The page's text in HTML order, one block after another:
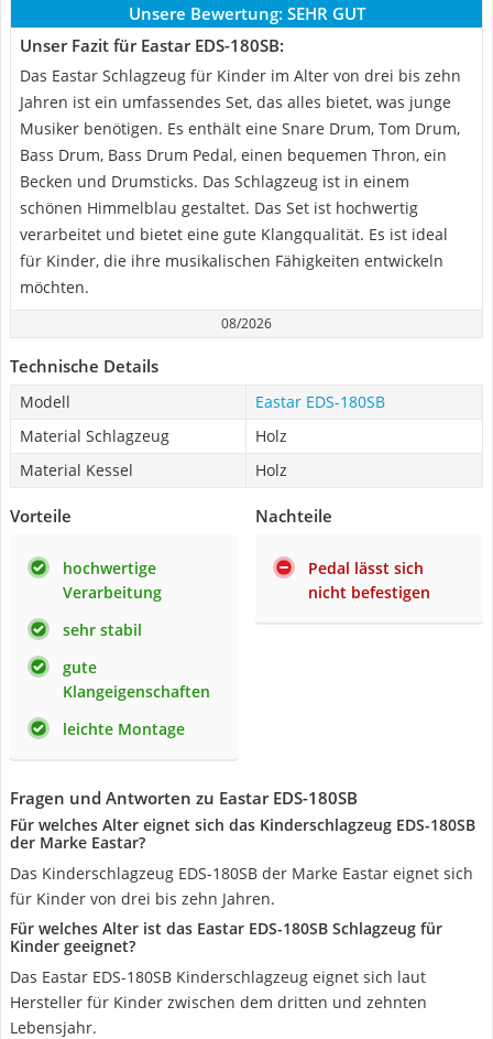
Unsere Bewertung: SEHR GUT
Unser Fazit für Eastar EDS-180SB:
Das Eastar Schlagzeug für Kinder im Alter von drei bis zehn
Jahren ist ein umfassendes Set, das alles bietet, was junge
Musiker benötigen. Es enthält eine Snare Drum, Tom Drum,
Bass Drum, Bass Drum Pedal, einen bequemen Thron, ein
Becken und Drumsticks. Das Schlagzeug ist in einem
schönen Himmelblau gestaltet. Das Set ist hochwertig
verarbeitet und bietet eine gute Klangqualität. Es ist ideal
für Kinder, die ihre musikalischen Fähigkeiten entwickeln
möchten.
08/2026
Technische Details
Modell
Eastar EDS-180SB
Material Schlagzeug
Holz
Material Kessel
Holz
Vorteile
hochwertige
Verarbeitung
sehr stabil
gute
Klangeigenschaften
leichte Montage
Nachteile
Pedal lässt sich
nicht befestigen
Fragen und Antworten zu Eastar EDS-180SB
Für welches Alter eignet sich das Kinderschlagzeug EDS-180SB
der Marke Eastar?
Das Kinderschlagzeug EDS-180SB der Marke Eastar eignet sich
für Kinder von drei bis zehn Jahren.
Für welches Alter ist das Eastar EDS-180SB Schlagzeug für
Kinder geeignet?
Das Eastar EDS-180SB Kinderschlagzeug eignet sich laut
Hersteller für Kinder zwischen dem dritten und zehnten
Lebensjahr.